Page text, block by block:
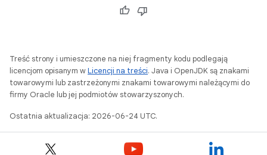
Treść strony i umieszczone na niej fragmenty kodu podlegają
licencjom opisanym wLicencji na treści. Java i OpenJDK są znakami
towarowymi lub zastrzeżonymi znakami towarowymi należącymi do
firmy Oracle lub jej podmiotów stowarzyszonych.
Ostatnia aktualizacja: 2026-06-24 UTC.